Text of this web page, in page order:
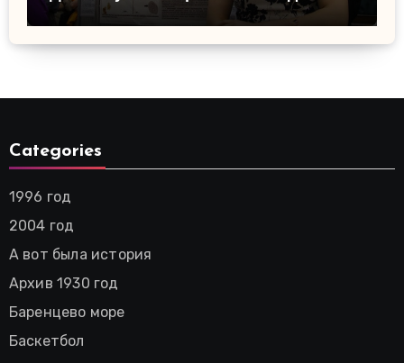
Categories
1996 год
2004 год
А вот была история
Архив 1930 год
Баренцево море
Баскетбол